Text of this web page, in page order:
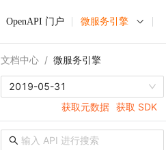
OpenAPI 门户 微服务引擎
文档中心 / 微服务引擎
2019-05-31
获取元数据 获取 SDK